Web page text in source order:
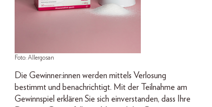
Foto: Allergosan
Die Gewinner:innen werden mittels Verlosung
bestimmt und benachrichtigt. Mit der Teilnahme am
Gewinnspiel erklären Sie sich einverstanden, dass Ihre